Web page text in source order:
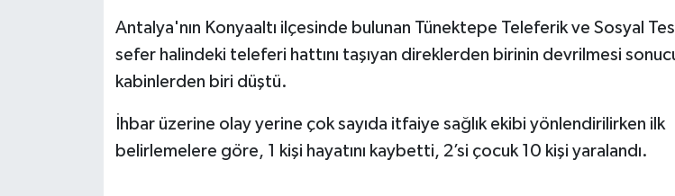
Antalya'nın Konyaaltı ilçesinde bulunan Tünektepe Teleferik ve Sosyal
sefer halindeki teleferi hattını taşıyan direklerden birinin devrilmesi
kabinlerden biri düştü.
İhbar üzerine olay yerine çok sayıda itfaiye sağlık ekibi yönlendirilirken ilk
belirlemelere göre, 1 kişi hayatını kaybetti, 2’si çocuk 10 kişi yaralandı.